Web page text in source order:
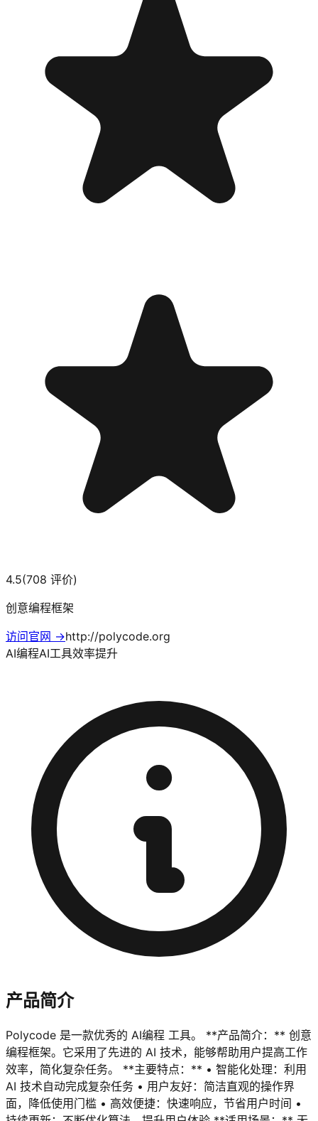
4.5(708 评价)
创意编程框架
访问官网 →http://polycode.org
AI编程AI工具效率提升
产品简介
Polycode 是一款优秀的 AI编程 工具。 **产品简介：** 创意
编程框架。它采用了先进的 AI 技术，能够帮助用户提高工作
效率，简化复杂任务。 **主要特点：** • 智能化处理：利用
AI 技术自动完成复杂任务 • 用户友好：简洁直观的操作界
面，降低使用门槛 • 高效便捷：快速响应，节省用户时间 •